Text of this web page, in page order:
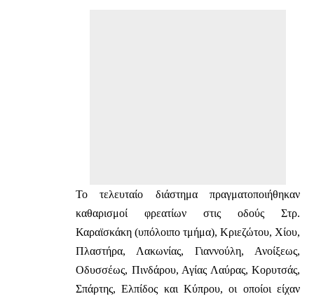
Το τελευταίο διάστημα πραγματοποιήθηκαν
καθαρισμοί φρεατίων στις οδούς Στρ.
Καραϊσκάκη (υπόλοιπο τμήμα), Κριεζώτου, Χίου,
Πλαστήρα, Λακωνίας, Γιαννούλη, Ανοίξεως,
Οδυσσέως, Πινδάρου, Αγίας Λαύρας, Κορυτσάς,
Σπάρτης, Ελπίδος και Κύπρου, οι οποίοι είχαν